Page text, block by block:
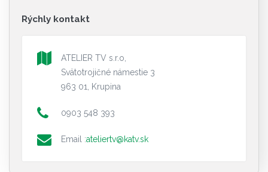
Rýchly kontakt
ATELIER TV s.r.o,
Svätotrojičné námestie 3
963 01, Krupina
0903 548 393
Email :ateliertv@katv.sk